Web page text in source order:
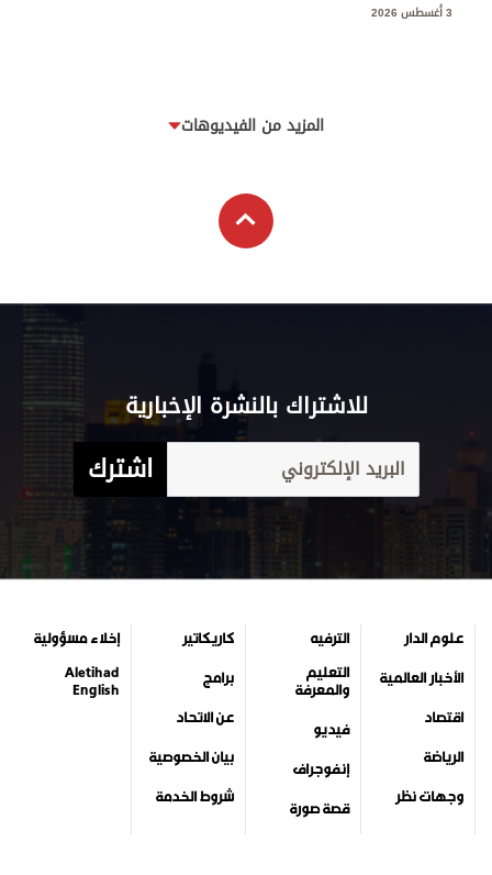
3 أغسطس 2026
المزيد من الفيديوهات
للاشتراك بالنشرة الإخبارية
اشترك
علوم الدار
الأخبار العالمية
اقتصاد
الرياضة
وجهات نظر
الترفيه
التعليم
والمعرفة
فيديو
إنفوجراف
قصة صورة
كاريكاتير
برامج
عن الاتحاد
بيان الخصوصية
شروط الخدمة
إخلاء مسؤولية
Aletihad
English